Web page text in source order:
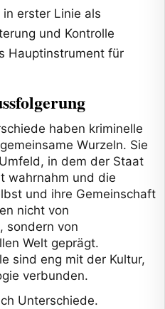
erster Linie als
und Kontrolle
Hauptinstrument für
haben kriminelle
Wurzeln. Sie
in dem der Staat
wahrnahm und die
und ihre Gemeinschaft
nicht von
sondern von
Welt geprägt.
sind eng mit der Kultur,
verbunden.
Unterschiede.